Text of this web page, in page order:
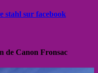
stahl sur facebook
de Canon Fronsac